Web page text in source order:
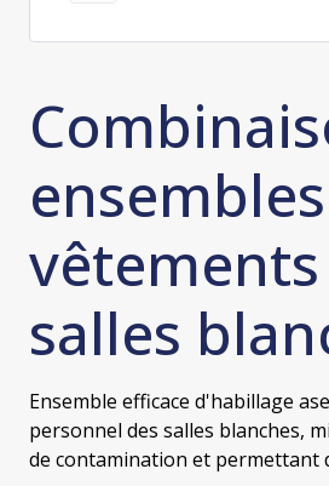
salles
Ensemble efficace d'habillage
personnel des salles blanches,
de contamination et permettant